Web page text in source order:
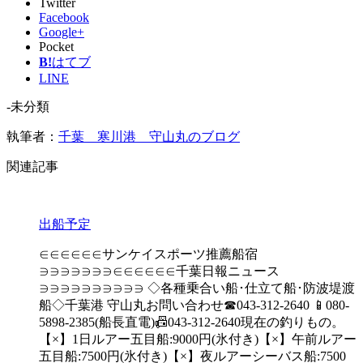
Facebook
Google+
Pocket
B!はてブ
LINE
-未分類
執筆者： 千葉 寒川港 守山丸のブログ
関連記事
出船予定
∈∈∈∈∈∈サンケイスポーツ推薦船宿
∋∋∋∋∋∋∋∈∈∈∈∈∈千葉日報ニュース
∋∋∋∋∋∋∋∋∋∋ ◇各種乗合い船･仕立て船･防波堤渡
船◇千葉港 守山丸お問い合わせ☎043-312-2640 📱080-
5898-2385(船長直電)📠043-312-2640現在の釣りもの。
【×】1日ルアー五目船:9000円(氷付き)【×】午前ルアー
五目船:7500円(氷付き)【×】夜ルアーシーバス船:7500